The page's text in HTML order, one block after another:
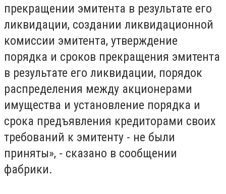
прекращении эмитента в результате его
ликвидации, создании ликвидационной
комиссии эмитента, утверждение
порядка и сроков прекращения эмитента
в результате его ликвидации, порядок
распределения между акционерами
имущества и установление порядка и
срока предъявления кредиторами своих
требований к эмитенту - не были
приняты», - сказано в сообщении
фабрики.